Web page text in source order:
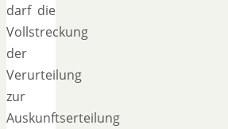
darf die
Vollstreckung
der
Verurteilung
zur
Auskunftserteilung